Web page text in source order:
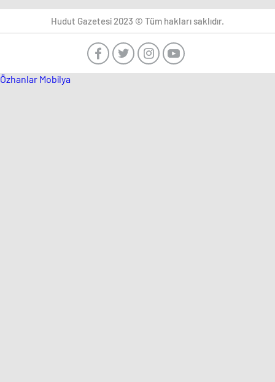
Hudut Gazetesi 2023 © Tüm hakları saklıdır.
Özhanlar Mobilya